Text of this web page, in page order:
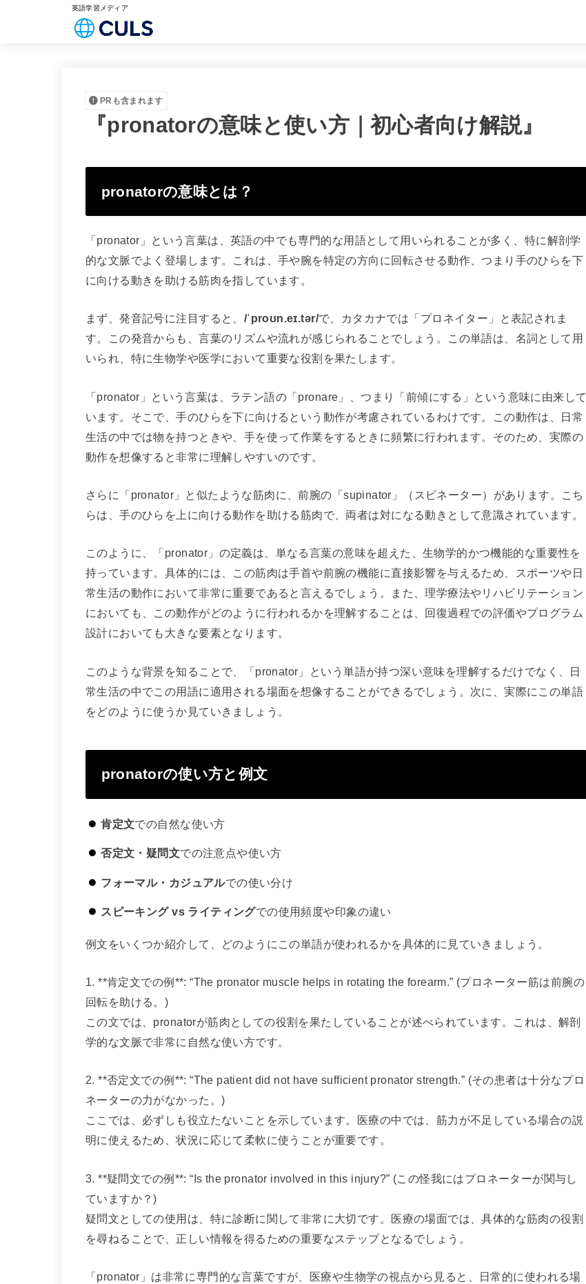
英語学習メディア
PRも含まれます
『pronatorの意味と使い方｜初心者向け解説』
pronatorの意味とは？
「pronator」という言葉は、英語の中でも専門的な用語として用いられることが多く、特に解剖学
的な文脈でよく登場します。これは、手や腕を特定の方向に回転させる動作、つまり手のひらを下
に向ける動きを助ける筋肉を指しています。
まず、発音記号に注目すると、 /ˈproʊn.eɪ.tər/で、カタカナでは「プロネイター」と表記されま
す。この発音からも、言葉のリズムや流れが感じられることでしょう。この単語は、名詞として用
いられ、特に生物学や医学において重要な役割を果たします。
「pronator」という言葉は、ラテン語の「pronare」、つまり「前傾にする」という意味に由来して
います。そこで、手のひらを下に向けるという動作が考慮されているわけです。この動作は、日常
生活の中では物を持つときや、手を使って作業をするときに頻繁に行われます。そのため、実際の
動作を想像すると非常に理解しやすいのです。
さらに「pronator」と似たような筋肉に、前腕の「supinator」（スピネーター）があります。こち
らは、手のひらを上に向ける動作を助ける筋肉で、両者は対になる動きとして意識されています。
このように、「pronator」の定義は、単なる言葉の意味を超えた、生物学的かつ機能的な重要性を
持っています。具体的には、この筋肉は手首や前腕の機能に直接影響を与えるため、スポーツや日
常生活の動作において非常に重要であると言えるでしょう。また、理学療法やリハビリテーション
においても、この動作がどのように行われるかを理解することは、回復過程での評価やプログラム
設計においても大きな要素となります。
このような背景を知ることで、「pronator」という単語が持つ深い意味を理解するだけでなく、日
常生活の中でこの用語に適用される場面を想像することができるでしょう。次に、実際にこの単語
をどのように使うか見ていきましょう。
pronatorの使い方と例文
肯定文での自然な使い方
否定文・疑問文での注意点や使い方
フォーマル・カジュアルでの使い分け
スピーキング vs ライティングでの使用頻度や印象の違い
例文をいくつか紹介して、どのようにこの単語が使われるかを具体的に見ていきましょう。
1. **肯定文での例**: “The pronator muscle helps in rotating the forearm.” (プロネーター筋は前腕の
回転を助ける。)
この文では、pronatorが筋肉としての役割を果たしていることが述べられています。これは、解剖
学的な文脈で非常に自然な使い方です。
2. **否定文での例**: “The patient did not have sufficient pronator strength.” (その患者は十分なプロ
ネーターの力がなかった。)
ここでは、必ずしも役立たないことを示しています。医療の中では、筋力が不足している場合の説
明に使えるため、状況に応じて柔軟に使うことが重要です。
3. **疑問文での例**: “Is the pronator involved in this injury?” (この怪我にはプロネーターが関与し
ていますか？)
疑問文としての使用は、特に診断に関して非常に大切です。医療の場面では、具体的な筋肉の役割
を尋ねることで、正しい情報を得るための重要なステップとなるでしょう。
「pronator」は非常に専門的な言葉ですが、医療や生物学の視点から見ると、日常的に使われる場